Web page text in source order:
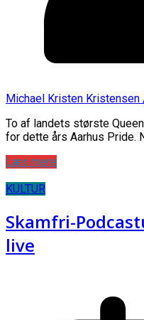
Michael Kristen
To af landets største
for dette års Aarhus Pride.
Læs mere
KULTUR
Skamfri-
live